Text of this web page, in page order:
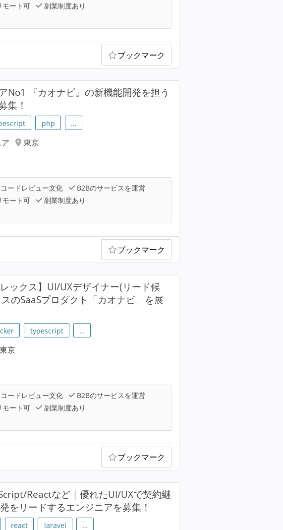
モート可
副業制度あり
ブックマーク
No1 『カオナビ』の新機能開発を担う
集！
php …
東京
コードレビュー文化
B2Bのサービスを運営
モート可
副業制度あり
ブックマーク
ックス】UI/UXデザイナー(リード候
SaaSプロダクト「カオナビ」を展
typescript …
東京
コードレビュー文化
B2Bのサービスを運営
モート可
副業制度あり
ブックマーク
Reactなど｜優れたUI/UXで契約継
をリードするエンジニアを募集！
react laravel …